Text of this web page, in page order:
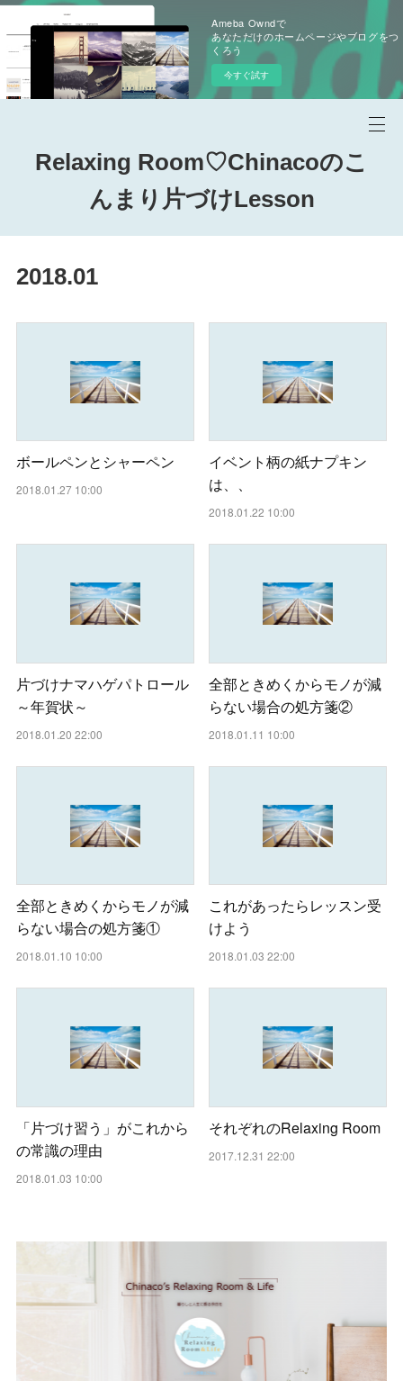
Ameba Owndで
あなただけのホームページやブログをつ
くろう
今すぐ試す
Relaxing Room♡Chinacoのこ
んまり片づけLesson
2018.01
ボールペンとシャーペン
2018.01.27 10:00
イベント柄の紙ナプキン
は、、
2018.01.22 10:00
片づけナマハゲパトロール
～年賀状～
2018.01.20 22:00
全部ときめくからモノが減
らない場合の処方箋②
2018.01.11 10:00
全部ときめくからモノが減
らない場合の処方箋①
2018.01.10 10:00
これがあったらレッスン受
けよう
2018.01.03 22:00
「片づけ習う」がこれから
の常識の理由
2018.01.03 10:00
それぞれのRelaxing Room
2017.12.31 22:00